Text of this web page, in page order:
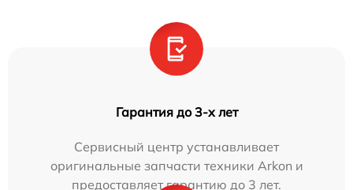
Гарантия до 3-х лет
Сервисный центр устанавливает
оригинальные запчасти техники Arkon и
предоставляет гарантию до 3 лет.